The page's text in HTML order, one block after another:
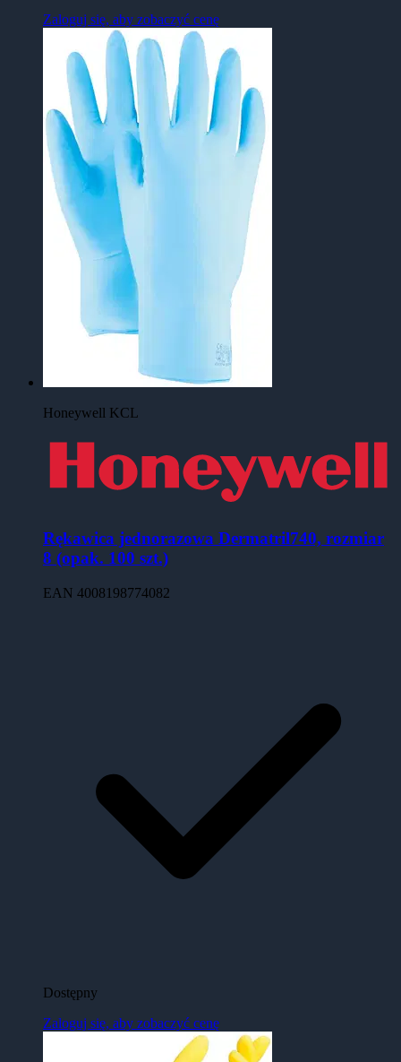
Zaloguj się, aby zobaczyć cenę
Honeywell KCL
Rękawica jednorazowa Dermatril740, rozmiar
8 (opak. 100 szt.)
EAN 4008198774082
Dostępny
Zaloguj się, aby zobaczyć cenę